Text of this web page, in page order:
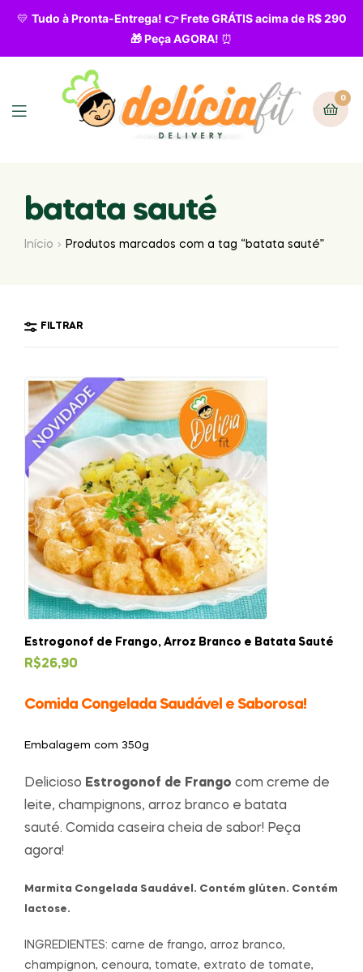
💛 Tudo à Pronta-Entrega! 👉 Frete GRÁTIS acima de R$ 290
🎁 Peça AGORA! ⏰
0
batata sauté
Início Produtos marcados com a tag “batata sauté”
FILTRAR
Estrogonof de Frango, Arroz Branco e Batata Sauté
R$26,90
Comida Congelada Saudável e Saborosa!
Embalagem com 350g
Delicioso Estrogonof de Frango com creme de
leite, champignons, arroz branco e batata
sauté. Comida caseira cheia de sabor! Peça
agora!
Marmita Congelada Saudável. Contém glúten. Contém
lactose.
INGREDIENTES: carne de frango, arroz branco,
champignon, cenoura, tomate, extrato de tomate,